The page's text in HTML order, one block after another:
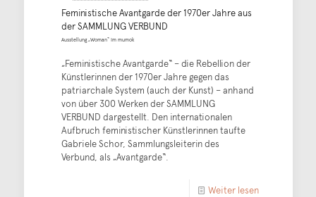
Feministische Avantgarde der 1970er Jahre aus
der SAMMLUNG VERBUND
Ausstellung „Woman“ im mumok
„Feministische Avantgarde“ – die Rebellion der
Künstlerinnen der 1970er Jahre gegen das
patriarchale System (auch der Kunst) – anhand
von über 300 Werken der SAMMLUNG
VERBUND dargestellt. Den internationalen
Aufbruch feministischer Künstlerinnen taufte
Gabriele Schor, Sammlungsleiterin des
Verbund, als „Avantgarde“.
Weiter lesen